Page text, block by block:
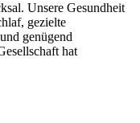
Unsere Gesundheit
gezielte
genügend
hat